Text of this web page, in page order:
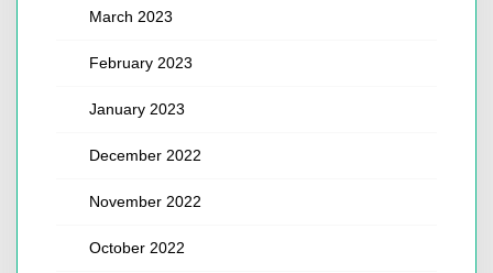
March 2023
February 2023
January 2023
December 2022
November 2022
October 2022